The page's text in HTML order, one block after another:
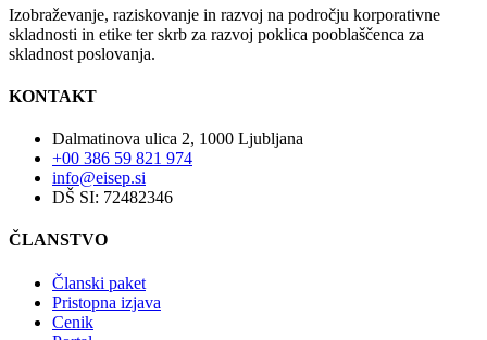
Izobraževanje, raziskovanje in razvoj na področju korporativne
skladnosti in etike ter skrb za razvoj poklica pooblaščenca za
skladnost poslovanja.
KONTAKT
Dalmatinova ulica 2, 1000 Ljubljana
+00 386 59 821 974
info@eisep.si
DŠ SI: 72482346
ČLANSTVO
Članski paket
Pristopna izjava
Cenik